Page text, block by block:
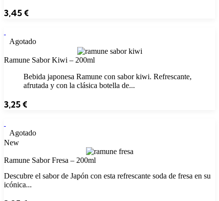
3,45€
Agotado
Ramune Sabor Kiwi – 200ml
Bebida japonesa Ramune con sabor kiwi. Refrescante,
afrutada y con la clásica botella de...
3,25€
Agotado
New
Ramune Sabor Fresa – 200ml
Descubre el sabor de Japón con esta refrescante soda de fresa en su
icónica...